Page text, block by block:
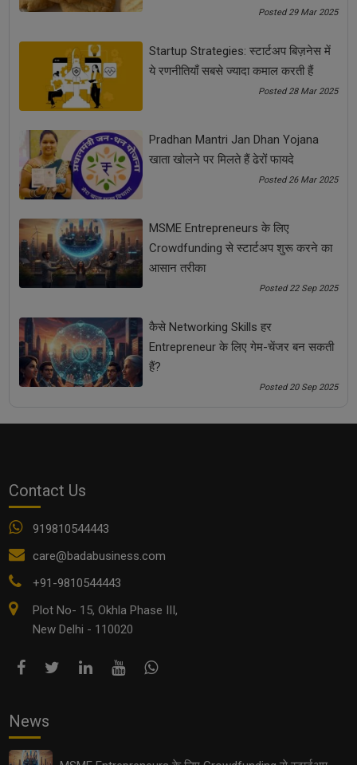
MSME Entrepreneurs के लिए Crowdfunding से स्टार्टअप
शुरू करने का आसान तरीका
सकती हैं?
Future of Food Processing in MSMEs: पैकेज्ड फूड और
ऑर्गेनिक प्रोडक्ट्स का बढ़ता ट्रेंड
Posted 29 Mar 2025
Startup Strategies: स्टार्टअप बिज़नेस में
ये रणनीतियाँ सबसे ज्यादा कमाल करती हैं
Posted 28 Mar 2025
Pradhan Mantri Jan Dhan Yojana
खाता खोलने पर मिलते हैं ढेरों फायदे
Posted 26 Mar 2025
MSME Entrepreneurs के लिए
Crowdfunding से स्टार्टअप शुरू करने का
आसान तरीका
Posted 22 Sep 2025
कैसे Networking Skills हर
Entrepreneur के लिए गेम-चेंजर बन सकती
हैं?
Posted 20 Sep 2025
Contact Us
919810544443
care@badabusiness.com
+91-9810544443
Plot No- 15, Okhla Phase III,
New Delhi - 110020
News